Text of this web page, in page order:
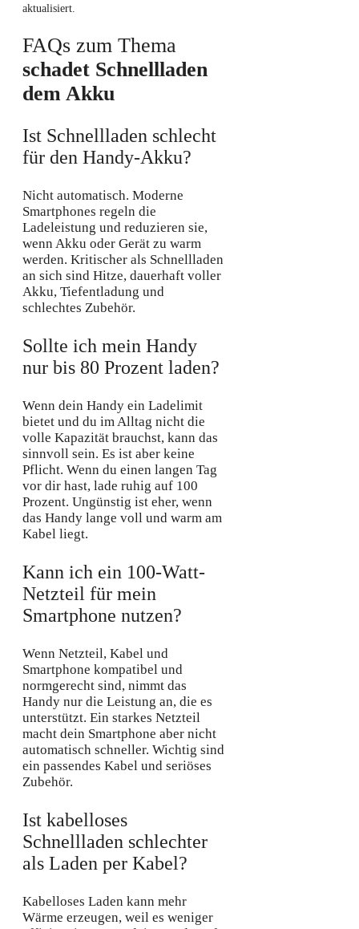
aktualisiert.
FAQs zum Thema
schadet Schnellladen
dem Akku
Ist Schnellladen schlecht
für den Handy-Akku?
Nicht automatisch. Moderne
Smartphones regeln die
Ladeleistung und reduzieren sie,
wenn Akku oder Gerät zu warm
werden. Kritischer als Schnellladen
an sich sind Hitze, dauerhaft voller
Akku, Tiefentladung und
schlechtes Zubehör.
Sollte ich mein Handy
nur bis 80 Prozent laden?
Wenn dein Handy ein Ladelimit
bietet und du im Alltag nicht die
volle Kapazität brauchst, kann das
sinnvoll sein. Es ist aber keine
Pflicht. Wenn du einen langen Tag
vor dir hast, lade ruhig auf 100
Prozent. Ungünstig ist eher, wenn
das Handy lange voll und warm am
Kabel liegt.
Kann ich ein 100-Watt-
Netzteil für mein
Smartphone nutzen?
Wenn Netzteil, Kabel und
Smartphone kompatibel und
normgerecht sind, nimmt das
Handy nur die Leistung an, die es
unterstützt. Ein starkes Netzteil
macht dein Smartphone aber nicht
automatisch schneller. Wichtig sind
ein passendes Kabel und seriöses
Zubehör.
Ist kabelloses
Schnellladen schlechter
als Laden per Kabel?
Kabelloses Laden kann mehr
Wärme erzeugen, weil es weniger